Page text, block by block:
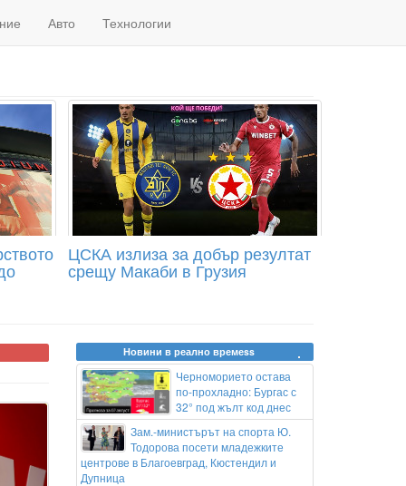
Авто Технологии
ЦСКА излиза за добър резултат
срещу Макаби в Грузия
Новини в реално времеss
Черноморието остава
по-прохладно: Бургас с
32° под жълт код днес
Зам.-министърът на спорта Ю.
Тодорова посети младежките
центрове в Благоевград, Кюстендил и
Дупница